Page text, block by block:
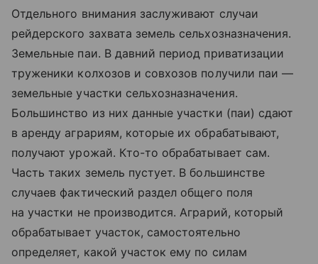
Отдельного внимания заслуживают случаи
рейдерского захвата земель сельхозназначения.
Земельные паи. В давний период приватизации
труженики колхозов и совхозов получили паи —
земельные участки сельхозназначения.
Большинство из них данные участки (паи) сдают
в аренду аграриям, которые их обрабатывают,
получают урожай. Кто-то обрабатывает сам.
Часть таких земель пустует. В большинстве
случаев фактический раздел общего поля
на участки не производится. Аграрий, который
обрабатывает участок, самостоятельно
определяет, какой участок ему по силам